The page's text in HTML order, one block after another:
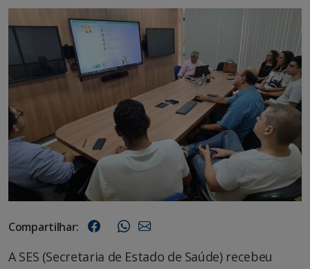
Compartilhar:
A SES (Secretaria de Estado de Saúde) recebeu